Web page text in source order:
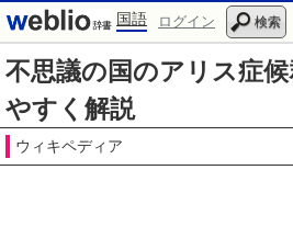
国語 ログイン 検索
不思議の国のアリス症
やすく解説
ウィキペディア